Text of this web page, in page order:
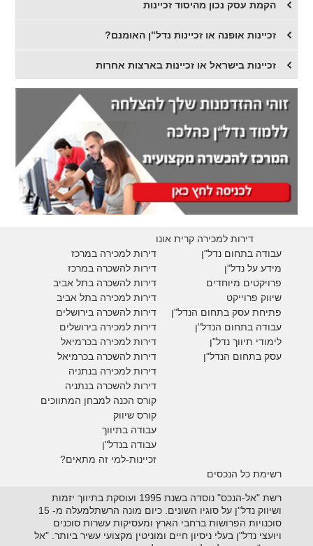
הקמת עסק נכון מהיסוד זכיינות
זכיינות אופנה או זכיינות נדל"ן האומנם?
זכיינות בישראל או זכיינות בארצות אחרות
דירות למכירה קרית אונו
דירות למכירה במרכז
דירות להשכרה במרכז
דירות להשכרה בתל אביב
דירות למכירה בתל אביב
דירות להשכרה בירושלים
דירות למכירה בירושלים
דירות למכירה בכרמיאל
דירות להשכרה בכרמיאל
דירות למכירה בנתניה
דירות להשכרה בנתניה
קורס הכנה למבחן המתווכים
קורס שיווק
עבודה בתיווך
עבודה בנדל"ן
זכיינות-למי זה מתאים?
עבודה בתחום נדל"ן
מידע על נדל"ן
פרויקטים מיוחדים
שיווק פרוייקט
פתיחת עסק בתחום הנדל"ן
עבודה בתחום הנדל"ן
לימודי תיווך נדל"ן
עסק בתחום הנדל"ן
רשימת כל הנכסים
רשת "אל-הנכס" נוסדה בשנת 1995 ועוסקת בתיווך יזמות
ושיווק נדל"ן על סוגיו השונים. כיום מונה הרשתלמעלה מ- 15
סוכנויות הפרושות ברחבי הארץ ומעסיקות עשרות סוכנים
ויועצי נדל"ן בעלי ניסיון חיים ומוניטין מקצועי עשיר ביותר. "אל